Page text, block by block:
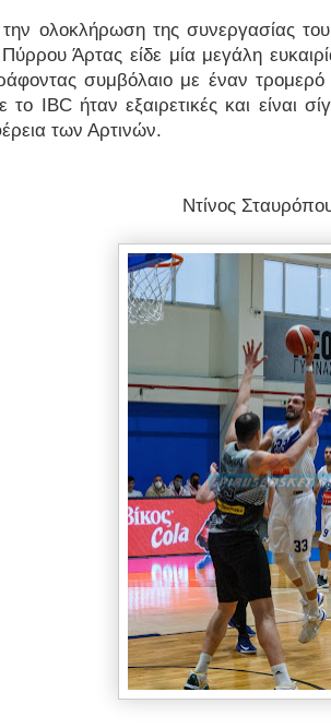
ολοκλήρωση της συνεργασίας
Άρτας είδε μία μεγάλη
συμβόλαιο με έναν τρομερό
το IBC ήταν εξαιρετικές και είναι
των Αρτινών.
Ντίνος